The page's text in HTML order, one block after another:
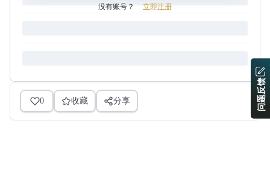
没有账号？ 立即注册
0 收藏 分享 问题反馈